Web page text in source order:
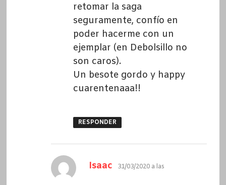
retomar la saga
seguramente, confío en
poder hacerme con un
ejemplar (en Debolsillo no
son caros).
Un besote gordo y happy
cuarentenaaa!!
RESPONDER
Isaac dice:
31/03/2020 a las